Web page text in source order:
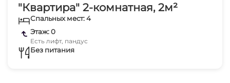
"Квартира" 2-комнатная, 2м²
Спальных мест: 4
Этаж: 0
Есть лифт, пандус
Без питания